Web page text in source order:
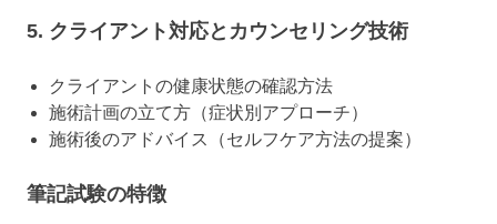
5. クライアント対応とカウンセリング技術
クライアントの健康状態の確認方法
施術計画の立て方（症状別アプローチ）
施術後のアドバイス（セルフケア方法の提案）
筆記試験の特徴